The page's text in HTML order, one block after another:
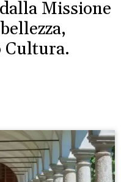
Missione
Cultura.